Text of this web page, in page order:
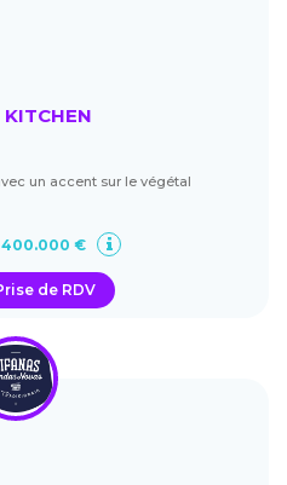
KITCHEN
un accent sur le végétal
€
de RDV